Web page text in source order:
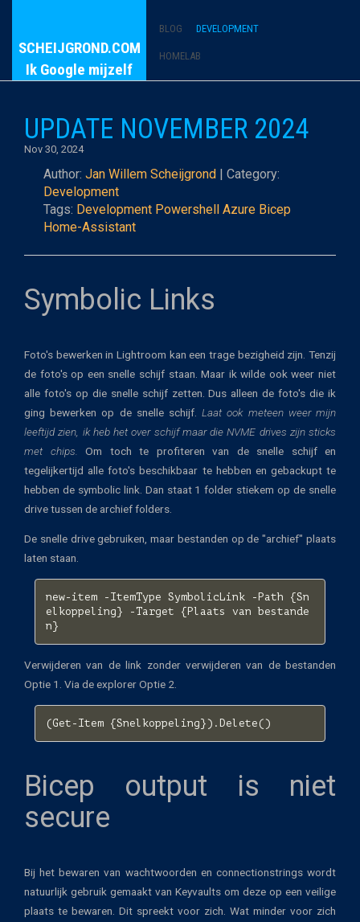
SCHEIJGROND.COM
Ik Google mijzelf
BLOG DEVELOPMENT
HOMELAB
UPDATE NOVEMBER 2024
Nov 30, 2024
Author: Jan Willem Scheijgrond | Category:
Development
Tags: Development Powershell Azure Bicep
Home-Assistant
Symbolic Links
Foto's bewerken in Lightroom kan een trage bezigheid zijn. Tenzij
de foto's op een snelle schijf staan. Maar ik wilde ook weer niet
alle foto's op die snelle schijf zetten. Dus alleen de foto's die ik
ging bewerken op de snelle schijf.Laat ook meteen weer mijn
leeftijd zien, ik heb het over schijf maar die NVME drives zijn sticks
met chips.
Om toch te profiteren van de snelle schijf en
tegelijkertijd alle foto's beschikbaar te hebben en gebackupt te
hebben de symbolic link. Dan staat 1 folder stiekem op de snelle
drive tussen de archief folders.
De snelle drive gebruiken, maar bestanden op de "archief" plaats
laten staan.
new-item -ItemType SymbolicLink -Path {Sn
elkoppeling} -Target { Plaats van bestande
n}
Verwijderen van de link zonder verwijderen van de bestanden
Optie 1. Via de explorer Optie 2.
(Get-Item {Snelkoppeling}). Delete ()
Bicep output is niet
secure
Bij het bewaren van wachtwoorden en connectionstrings wordt
natuurlijk gebruik gemaakt van Keyvaults om deze op een veilige
plaats te bewaren. Dit spreekt voor zich. Wat minder voor zich